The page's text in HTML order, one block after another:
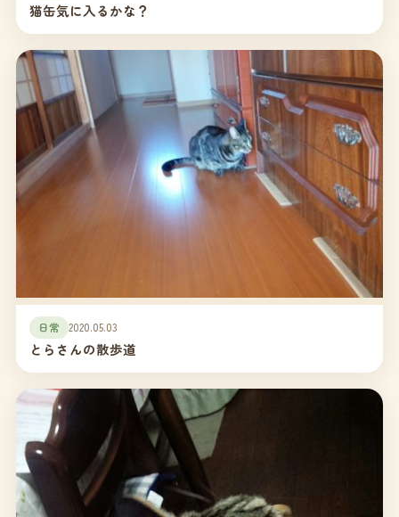
猫缶気に入るかな？
日常 2020.05.03
とらさんの散歩道